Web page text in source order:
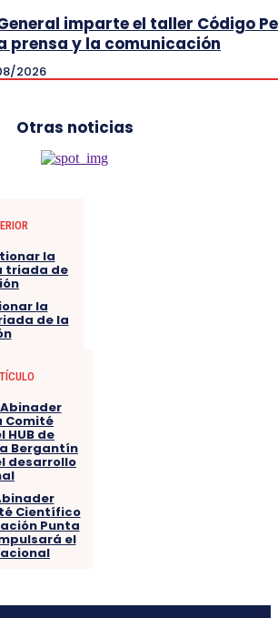
imparte el taller Código
prensa y la comunicación
2026
Otras noticias
la
de la
Científico
Punta
el